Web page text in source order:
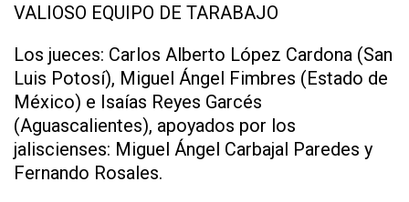
VALIOSO EQUIPO DE TARABAJO
Los jueces: Carlos Alberto López Cardona (San
Luis Potosí), Miguel Ángel Fimbres (Estado de
México) e Isaías Reyes Garcés
(Aguascalientes), apoyados por los
jaliscienses: Miguel Ángel Carbajal Paredes y
Fernando Rosales.